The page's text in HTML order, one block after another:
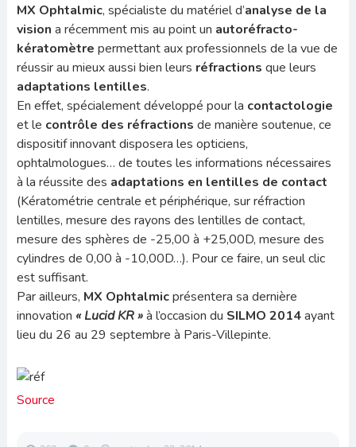
MX Ophtalmic, spécialiste du matériel d’analyse de la
vision a récemment mis au point un autoréfracto-
kératomètre permettant aux professionnels de la vue de
réussir au mieux aussi bien leurs réfractions que leurs
adaptations lentilles.
En effet, spécialement développé pour la contactologie
et le contrôle des réfractions de manière soutenue, ce
dispositif innovant disposera les opticiens,
ophtalmologues… de toutes les informations nécessaires
à la réussite des adaptations en lentilles de contact
(Kératométrie centrale et périphérique, sur réfraction
lentilles, mesure des rayons des lentilles de contact,
mesure des sphères de -25,00 à +25,00D, mesure des
cylindres de 0,00 à -10,00D…). Pour ce faire, un seul clic
est suffisant.
Par ailleurs, MX Ophtalmicprésentera sa dernière
innovation « Lucid KR »à l’occasion du SILMO 2014ayant
lieu du 26 au 29 septembre à Paris-Villepinte.
Source